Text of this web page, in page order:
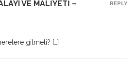
VE MALIYETI –
gitmeli? […]
REPLY